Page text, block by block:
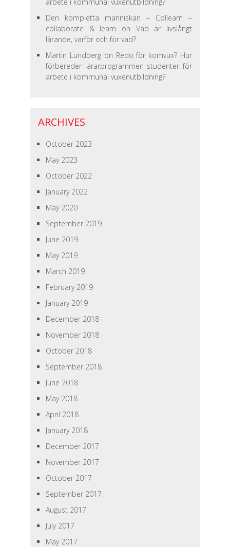
Den kompletta människan – Collearn –
collaborate & learn on Vad är livslångt
lärande, varför och för vad?
Martin Lundbergon Redo för komvux? Hur
förbereder lärarprogrammen studenter för
arbete i kommunal vuxenutbildning?
ARCHIVES
October 2023
May 2023
October 2022
January 2022
May 2020
September 2019
June 2019
May 2019
March 2019
February 2019
January 2019
December 2018
November 2018
October 2018
September 2018
June 2018
May 2018
April 2018
January 2018
December 2017
November 2017
October 2017
September 2017
August 2017
July 2017
May 2017